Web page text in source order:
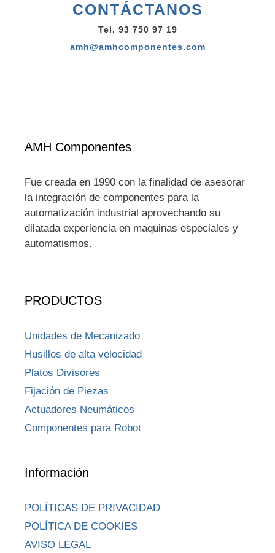
CONTÁCTANOS
Tel. 93 750 97 19
amh@amhcomponentes.com
AMH Componentes
Fue creada en 1990 con la finalidad de asesorar
la integración de componentes para la
automatización industrial aprovechando su
dilatada experiencia en maquinas especiales y
automatismos.
PRODUCTOS
Unidades de Mecanizado
Husillos de alta velocidad
Platos Divisores
Fijación de Piezas
Actuadores Neumáticos
Componentes para Robot
Información
POLÍTICAS DE PRIVACIDAD
POLÍTICA DE COOKIES
AVISO LEGAL